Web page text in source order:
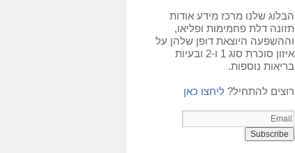
הבלוג שלנו מרכז מידע אודות
תזונה דלת פחמימות ופליאו,
וההשפעה היוצאת דופן שלהן על
איזון סוכרת סוג 1 ו-2 ובעיות
בריאות נוספות.
רוצים להתחיל? ליחצו כאן